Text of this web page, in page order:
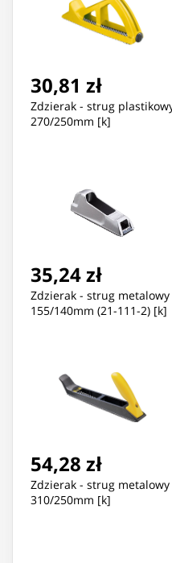
30,81 zł
Zdzierak - strug
270/250mm [k]
35,24 zł
Zdzierak - strug metalowy
155/140mm (21-111-2) [k]
54,28 zł
Zdzierak - strug metalowy
310/250mm [k]